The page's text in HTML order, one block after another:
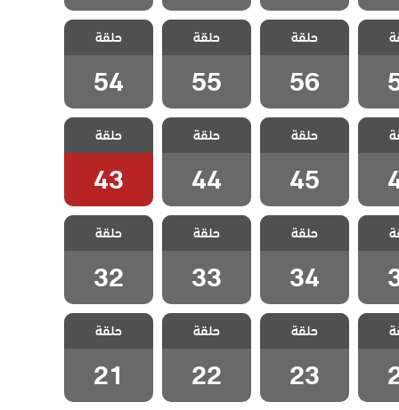
هذا
يسعني
57
مسلسل هذا
العالم لا يسعني
مدبلج الحلقة 56
حلقة
56
مسلسل هذا
العالم لا يسعني
مدبلج الحلقة 55
حلقة
55
مسلسل هذا
العالم لا يسعني
مدبلج الحلقة 54
حلقة
54
هذا
يسعني
46
مسلسل هذا
العالم لا يسعني
مدبلج الحلقة 45
حلقة
45
مسلسل هذا
العالم لا يسعني
مدبلج الحلقة 44
حلقة
44
مسلسل هذا
العالم لا يسعني
مدبلج الحلقة 43
حلقة
43
هذا
يسعني
35
مسلسل هذا
العالم لا يسعني
مدبلج الحلقة 34
حلقة
34
مسلسل هذا
العالم لا يسعني
مدبلج الحلقة 33
حلقة
33
مسلسل هذا
العالم لا يسعني
مدبلج الحلقة 32
حلقة
32
هذا
يسعني
24
مسلسل هذا
العالم لا يسعني
مدبلج الحلقة 23
حلقة
23
مسلسل هذا
العالم لا يسعني
مدبلج الحلقة 22
حلقة
22
مسلسل هذا
العالم لا يسعني
مدبلج الحلقة 21
حلقة
21